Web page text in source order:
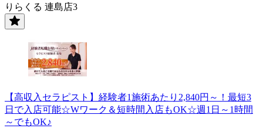
りらくる 連島店3
【高収入セラピスト】経験者1施術あたり2,840円～！最短3
日で入店可能☆Wワーク＆短時間入店もOK☆週1日～1時間
～でもOK♪